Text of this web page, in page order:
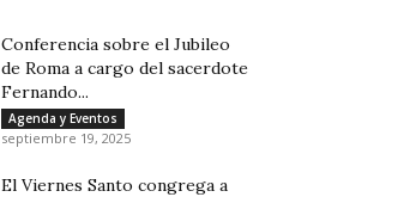
Conferencia sobre el Jubileo
de Roma a cargo del sacerdote
Fernando...
Agenda y Eventos
septiembre 19, 2025
El Viernes Santo congrega a